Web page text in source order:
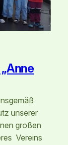
unserer
großen
Vereins